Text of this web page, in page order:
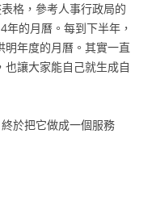
格，參考人事行政局的
的月曆。每到下半年，
年度的月曆。其實一直
讓大家能自己就生成自
於把它做成一個服務